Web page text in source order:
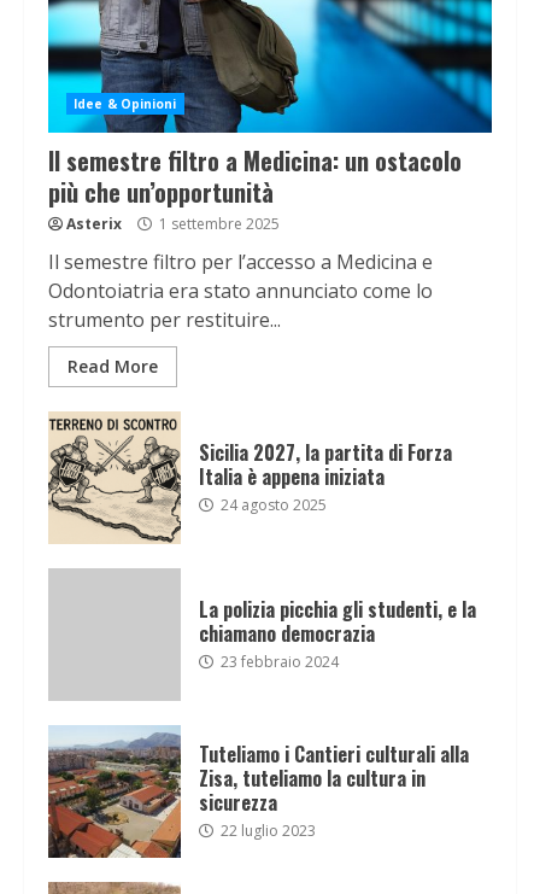
Idee & Opinioni
Il semestre filtro a Medicina: un ostacolo
più che un’opportunità
Asterix 1 settembre 2025
Il semestre filtro per l’accesso a Medicina e
Odontoiatria era stato annunciato come lo
strumento per restituire...
Read More
Sicilia 2027, la partita di Forza
Italia è appena iniziata
24 agosto 2025
La polizia picchia gli studenti, e la
chiamano democrazia
23 febbraio 2024
Tuteliamo i Cantieri culturali alla
Zisa, tuteliamo la cultura in
sicurezza
22 luglio 2023